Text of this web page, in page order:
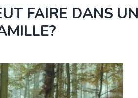
FAIRE DANS UN